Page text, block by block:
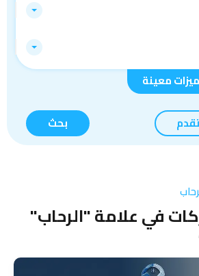
معينة
بحث
في علامة "الرحاب"